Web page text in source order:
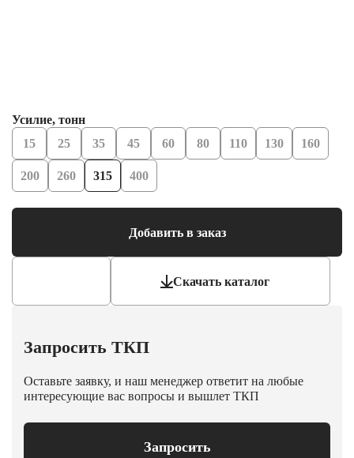
Усилие, тонн
15
25 35 45 60 80 110 130 160
200 260 315 400
Добавить в заказ
Скачать каталог
Запросить ТКП
Оставьте заявку, и наш менеджер ответит на любые
интересующие вас вопросы и вышлет ТКП
Запросить